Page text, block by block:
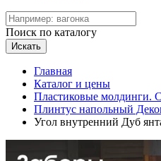
Поиск по каталогу
Искать
Главная
Каталог и цены
Пластиковые молдинги.
Плинтус напольный
Угол внутренний Дуб